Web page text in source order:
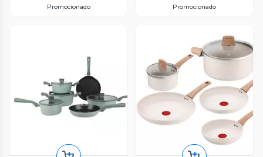
Promocionado Promocionado